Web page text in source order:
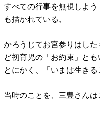
すべての行事を無視しよ
も描かれている。
かろうじてお宮参りはし
ど初育児の「お約束」とも
とにかく、「いまは生きる
当時のことを、三豊さんは